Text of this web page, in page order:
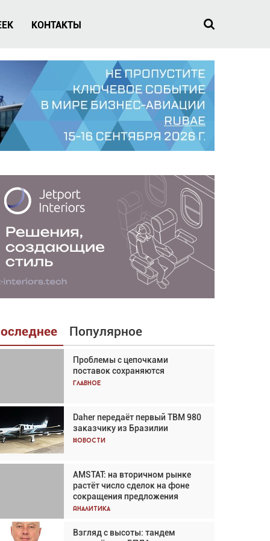
КОНТАКТЫ
Популярное
Проблемы с цепочками
поставок сохраняются
Главное
Daher передаёт первый TBM 980
заказчику из Бразилии
Новости
AMSTAT: на вторичном рынке
растёт число сделок на фоне
сокращения предложения
Аналитика
Взгляд с высоты: тандем
Взгляд с высоты: тандем
вертолётов и БПЛА в
спасательных операциях
Авиационный фотограф Дэйв
Кох: «Фотография говорит сама
за себя... а ИИ всё портит»
Проблемы с цепочками
поставок сохраняются
Аналитика
Частный самолёт – это актив.